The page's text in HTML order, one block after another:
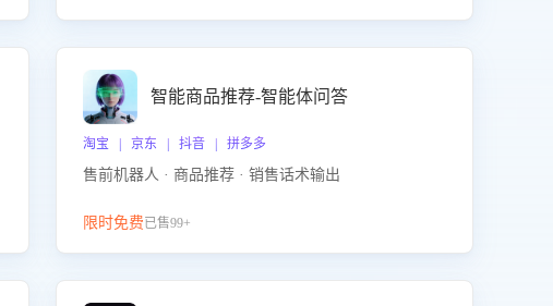
智能商品推荐-智能体问答
淘宝 | 京东 | 抖音 | 拼多多
售前机器人 · 商品推荐 · 销售话术输出
限时免费已售99+